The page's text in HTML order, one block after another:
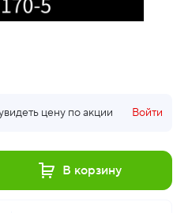
цену по акции Войти
В корзину